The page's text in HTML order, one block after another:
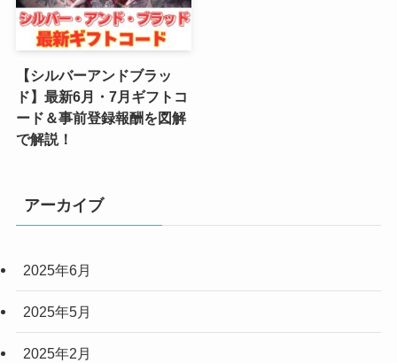
(4)
(6)
(5)
(2)
【シルバーアンドブラッ
ド】最新6月・7月ギフトコ
ード＆事前登録報酬を図解
で解説！
アーカイブ
2025年6月
2025年5月
2025年2月